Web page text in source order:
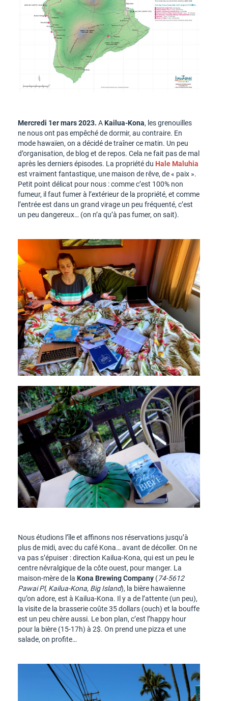
Mercredi 1er mars 2023. AKailua-Kona, les grenouilles
ne nous ont pas empêché de dormir, au contraire. En
mode hawaïen, on a décidé de traîner ce matin. Un peu
d’organisation, de blog et de repos. Cela ne fait pas de mal
après les derniers épisodes. La propriété du Hale Maluhia
est vraiment fantastique, une maison de rêve, de « paix ».
Petit point délicat pour nous : comme c’est 100% non
fumeur, il faut fumer à l’extérieur de la propriété, et comme
l’entrée est dans un grand virage un peu fréquenté, c’est
un peu dangereux… (on n’a qu’à pas fumer, on sait).
Nous étudions l’île et affinons nos réservations jusqu’à
plus de midi, avec du café Kona… avant de décoller. On ne
va pas s’épuiser : direction Kailua-Kona, qui est un peu le
centre névralgique de la côte ouest, pour manger. La
maison-mère de la Kona Brewing Company (74-5612
Pawai Pl, Kailua-Kona, Big Island), la bière hawaïenne
qu’on adore, est à Kailua-Kona. Il y a de l’attente (un peu),
la visite de la brasserie coûte 35 dollars (ouch) et la bouffe
est un peu chère aussi. Le bon plan, c’est l’happy hour
pour la bière (15-17h) à 2$. On prend une pizza et une
salade, on profite…